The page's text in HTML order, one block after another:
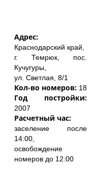
Адрес:
Краснодарский край,
г. Темрюк, пос.
Кучугуры,
ул. Светлая, 8/1
Кол-во номеров: 18
Год постройки:
2007
Расчетный час:
заселение после
14:00,
освобождение
номеров до 12:00